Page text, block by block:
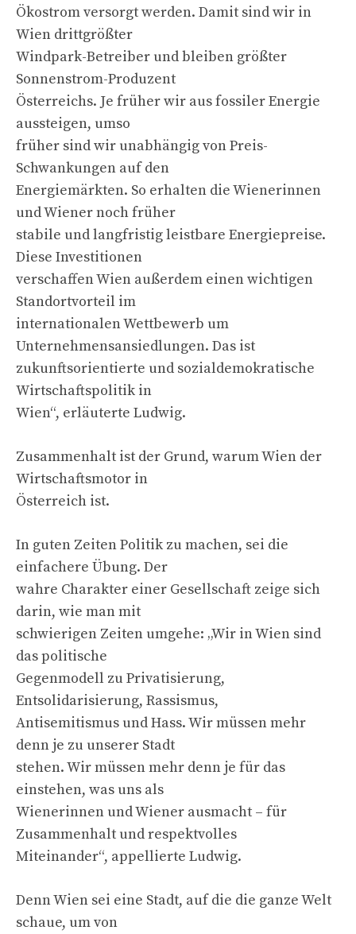
Ökostrom versorgt werden. Damit sind wir in
Wien drittgrößter
Windpark-Betreiber und bleiben größter
Sonnenstrom-Produzent
Österreichs. Je früher wir aus fossiler Energie
aussteigen, umso
früher sind wir unabhängig von Preis-
Schwankungen auf den
Energiemärkten. So erhalten die Wienerinnen
und Wiener noch früher
stabile und langfristig leistbare Energiepreise.
Diese Investitionen
verschaffen Wien außerdem einen wichtigen
Standortvorteil im
internationalen Wettbewerb um
Unternehmensansiedlungen. Das ist
zukunftsorientierte und sozialdemokratische
Wirtschaftspolitik in
Wien“, erläuterte Ludwig.
Zusammenhalt ist der Grund, warum Wien der
Wirtschaftsmotor in
Österreich ist.
In guten Zeiten Politik zu machen, sei die
einfachere Übung. Der
wahre Charakter einer Gesellschaft zeige sich
darin, wie man mit
schwierigen Zeiten umgehe: „Wir in Wien sind
das politische
Gegenmodell zu Privatisierung,
Entsolidarisierung, Rassismus,
Antisemitismus und Hass. Wir müssen mehr
denn je zu unserer Stadt
stehen. Wir müssen mehr denn je für das
einstehen, was uns als
Wienerinnen und Wiener ausmacht – für
Zusammenhalt und respektvolles
Miteinander“, appellierte Ludwig.
Denn Wien sei eine Stadt, auf die die ganze Welt
schaue, um von